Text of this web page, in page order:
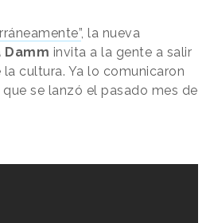
, la nueva
Damm invita a la gente a salir
cultura. Ya lo comunicaron
se lanzó el pasado mes de